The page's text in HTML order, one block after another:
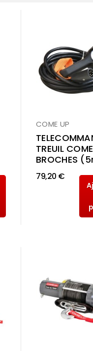
COME UP
TREUIL
BROCHES
79,20 €